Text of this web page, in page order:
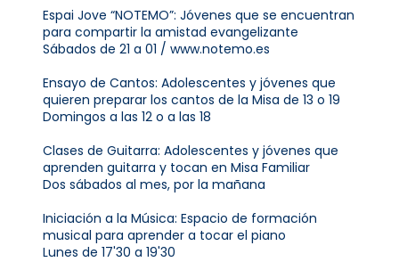
Espai Jove “NOTEMO”: Jóvenes que se encuentran
para compartir la amistad evangelizante
Sábados de 21 a 01 / www.notemo.es
Ensayo de Cantos: Adolescentes y jóvenes que
quieren preparar los cantos de la Misa de 13 o 19
Domingos a las 12 o a las 18
Clases de Guitarra: Adolescentes y jóvenes que
aprenden guitarra y tocan en Misa Familiar
Dos sábados al mes, por la mañana
Iniciación a la Música: Espacio de formación
musical para aprender a tocar el piano
Lunes de 17'30 a 19'30